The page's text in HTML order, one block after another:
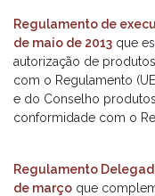
Regulamento de
de maio de 2013 que
autorização de
com o Regulamento
e do Conselho
conformidade com o
Regulamento
de março que